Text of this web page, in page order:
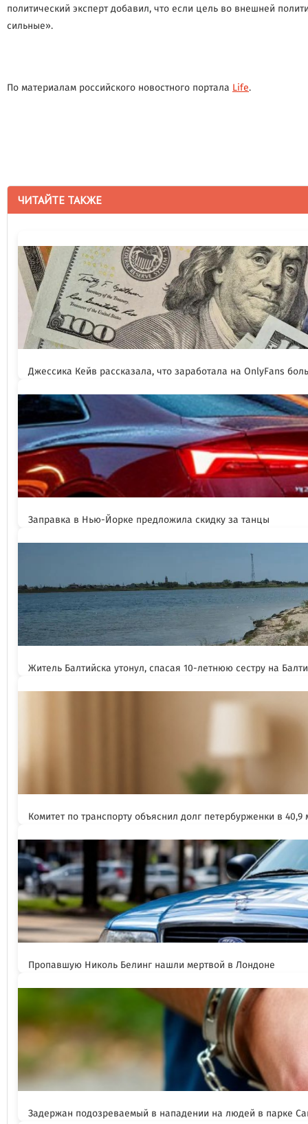
ЧИТАЙТЕ ТАКЖЕ
Джессика Кейв рассказала, что заработала на OnlyFans
Заправка в Нью-Йорке предложила скидку за танцы
Житель Балтийска утонул, спасая 10-летнюю сестру на
Комитет по транспорту объяснил долг петербурженки в
Пропавшую Николь Белинг нашли мертвой в Лондоне
Задержан подозреваемый в нападении на людей в парке
политический эксперт добавил, что если цель во внешней
сильные».
По материалам российского новостного портала Life.